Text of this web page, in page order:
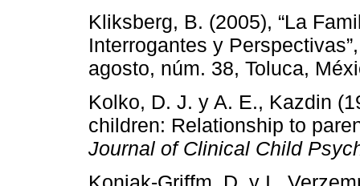
Kliksberg, B. (2005), “La
Interrogantes y
agosto, núm. 38, Toluca,
Kolko, D. J. y A. E., Kazdin
children: Relationship to
Journal of Clinical Child